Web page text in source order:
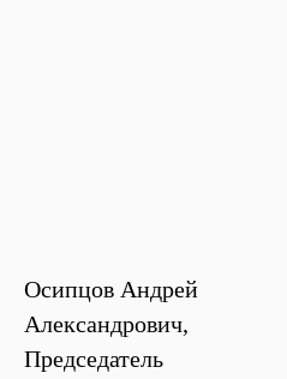
Осипцов Андрей
Александрович,
Председатель